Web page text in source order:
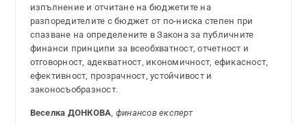
изпълнение и отчитане на бюджетите на
разпоредителите с бюджет от по-ниска степен при
спазване на определените в Закона за публичните
финанси принципи за всеобхватност, отчетност и
отговорност, адекватност, икономичност, ефикасност,
ефективност, прозрачност, устойчивост и
законосъобразност.
Веселка ДОНКОВА, финансов експерт